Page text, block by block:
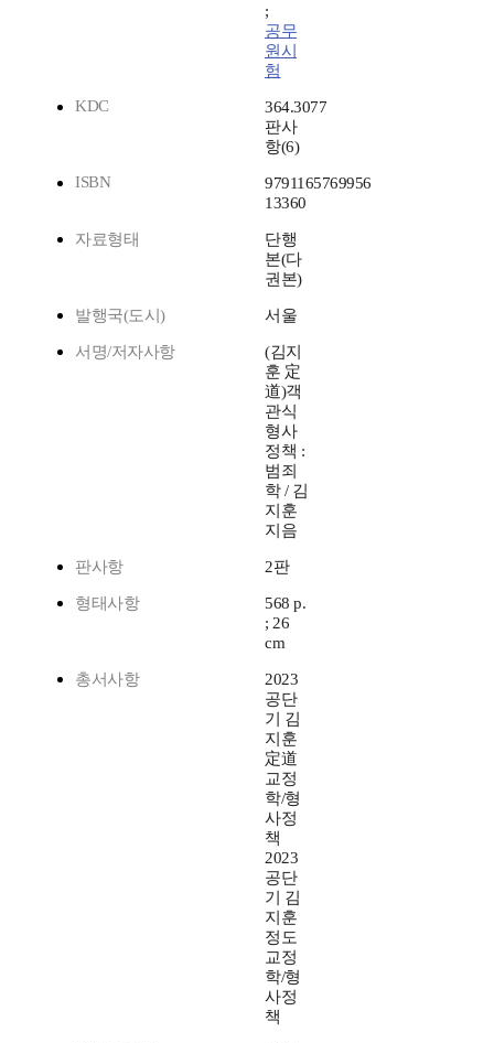
;
공무
원시
험
KDC
364.3077
판사
항(6)
ISBN
9791165769956
13360
자료형태
단행
본(다
권본)
발행국(도시) 서울
서명/저자사항
(김지
훈 定
道)객
관식
형사
정책 :
범죄
학 / 김
지훈
지음
판사항 2판
형태사항
568 p.
; 26
cm
총서사항
2023
공단
기 김
지훈
定道
교정
학/형
사정
책
2023
공단
기 김
지훈
정도
교정
학/형
사정
책